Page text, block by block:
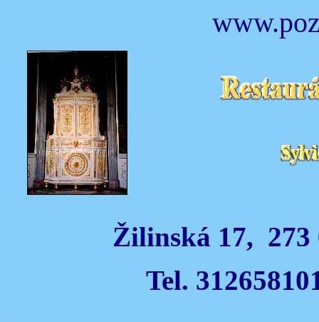
Žilinská 17, 273
Tel.